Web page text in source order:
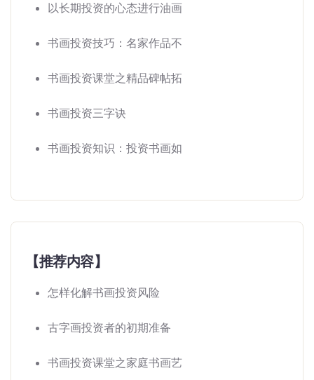
以长期投资的心态进行油画
书画投资技巧：名家作品不
书画投资课堂之精品碑帖拓
书画投资三字诀
书画投资知识：投资书画如
【推荐内容】
怎样化解书画投资风险
古字画投资者的初期准备
书画投资课堂之家庭书画艺